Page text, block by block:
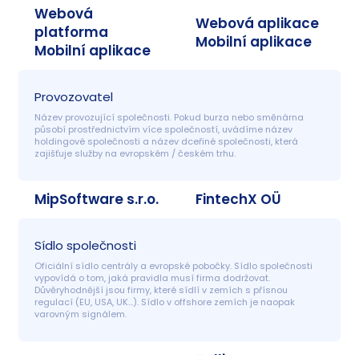
Webová
platforma
Mobilní aplikace
Webová aplikace
Mobilní aplikace
Provozovatel
Název provozující společnosti. Pokud burza nebo směnárna
působí prostřednictvím více společností, uvádíme název
holdingové společnosti a název dceřiné společnosti, která
zajišťuje služby na evropském / českém trhu.
MipSoftware s.r.o. FintechX OÜ
Sídlo společnosti
Oficiální sídlo centrály a evropské pobočky. Sídlo společnosti
vypovídá o tom, jaká pravidla musí firma dodržovat.
Důvěryhodnější jsou firmy, které sídlí v zemích s přísnou
regulací (EU, USA, UK…). Sídlo v offshore zemích je naopak
varovným signálem.